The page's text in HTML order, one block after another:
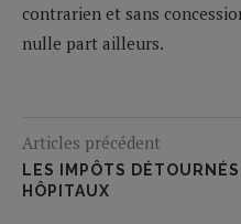
contrarien et sans
nulle part ailleurs.
Articles précédent
LES IMPÔTS
HÔPITAUX